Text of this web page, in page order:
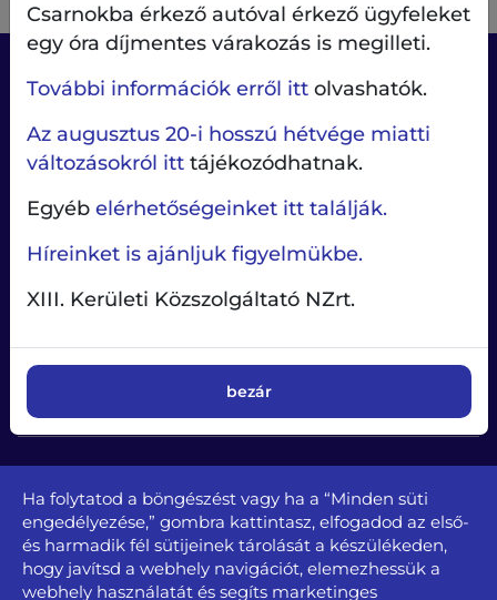
Ügyfélablak
Írjon nekünk
Kapcsolat
1131 Budapest, Béke u. 65.
tel.: +36 1 350-3728, + 36 1 350-3729
kozszolgaltato@kozszolgaltato.bp13.hu
Csarnokba érkező autóval érkező ügyfeleket
egy óra díjmentes várakozás is megilleti.
További információk erről ittolvashatók.
Az augusztus 20-i hosszú hétvége miatti
változásokról itttájékozódhatnak.
Egyéb elérhetőségeinket itt találják.
Híreinket is ajánljuk figyelmükbe.
XIII. Kerületi Közszolgáltató NZrt.
bezár
Ha folytatod a böngészést vagy ha a “Minden süti
engedélyezése,” gombra kattintasz, elfogadod az első-
és harmadik fél sütijeinek tárolását a készülékeden,
hogy javítsd a webhely navigációt, elemezhessük a
webhely használatát és segíts marketinges